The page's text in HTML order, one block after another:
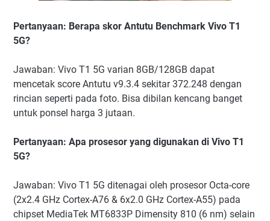
Pertanyaan: Berapa skor Antutu Benchmark Vivo T1
5G?
Jawaban: Vivo T1 5G varian 8GB/128GB dapat
mencetak score Antutu v9.3.4 sekitar 372.248 dengan
rincian seperti pada foto. Bisa dibilan kencang banget
untuk ponsel harga 3 jutaan.
Pertanyaan: Apa prosesor yang digunakan di Vivo T1
5G?
Jawaban: Vivo T1 5G ditenagai oleh prosesor Octa-core
(2x2.4 GHz Cortex-A76 & 6x2.0 GHz Cortex-A55) pada
chipset MediaTek MT6833P Dimensity 810 (6 nm) selain